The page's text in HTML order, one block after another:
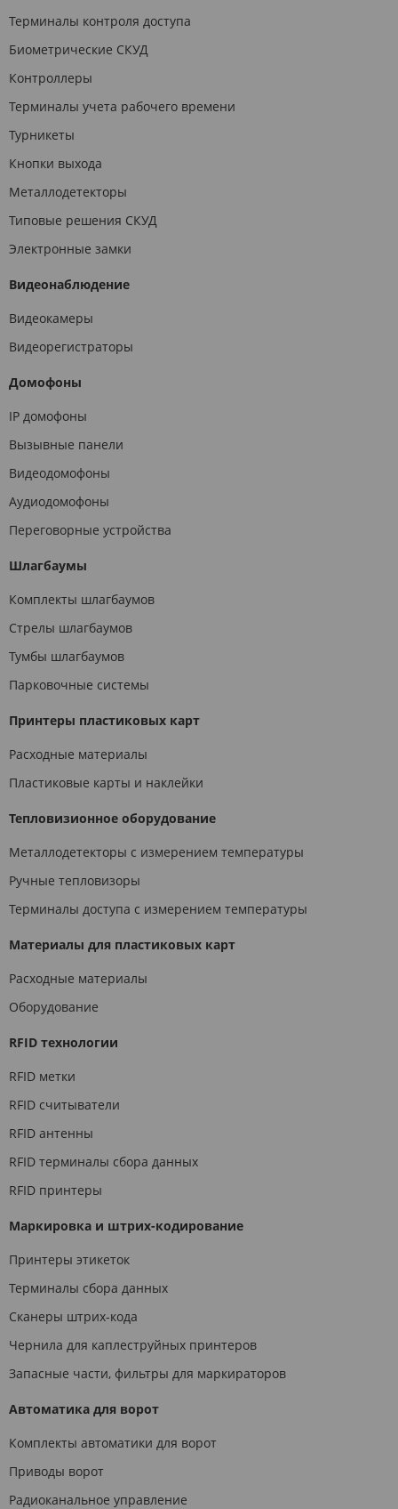
Терминалы контроля доступа
Биометрические СКУД
Контроллеры
Терминалы учета рабочего времени
Турникеты
Кнопки выхода
Металлодетекторы
Типовые решения СКУД
Электронные замки
Видеонаблюдение
Видеокамеры
Видеорегистраторы
Домофоны
IP домофоны
Вызывные панели
Видеодомофоны
Аудиодомофоны
Переговорные устройства
Шлагбаумы
Комплекты шлагбаумов
Стрелы шлагбаумов
Тумбы шлагбаумов
Парковочные системы
Принтеры пластиковых карт
Расходные материалы
Пластиковые карты и наклейки
Тепловизионное оборудование
Металлодетекторы с измерением температуры
Ручные тепловизоры
Терминалы доступа с измерением температуры
Материалы для пластиковых карт
Расходные материалы
Оборудование
RFID технологии
RFID метки
RFID считыватели
RFID антенны
RFID терминалы сбора данных
RFID принтеры
Маркировка и штрих-кодирование
Принтеры этикеток
Терминалы сбора данных
Сканеры штрих-кода
Чернила для каплеструйных принтеров
Запасные части, фильтры для маркираторов
Автоматика для ворот
Комплекты автоматики для ворот
Приводы ворот
Радиоканальное управление